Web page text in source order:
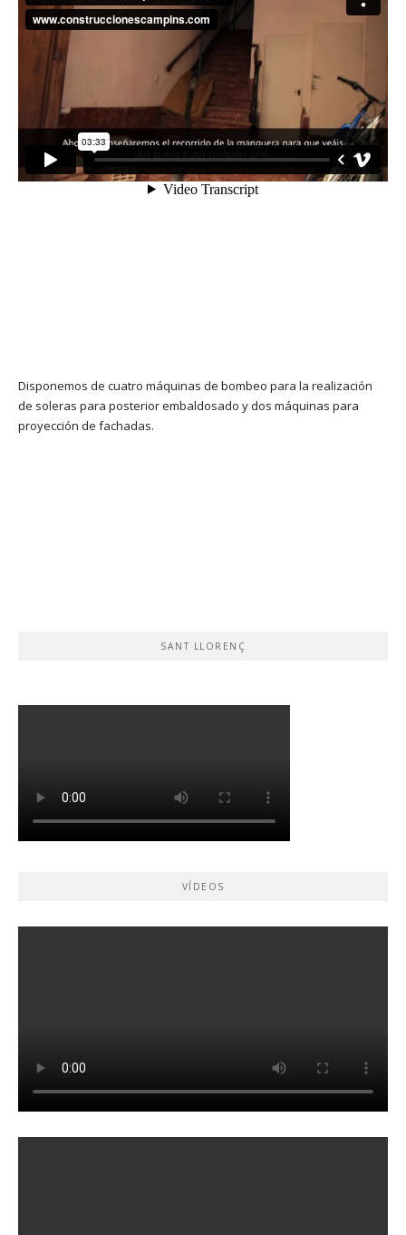
Disponemos de cuatro máquinas de bombeo para la realización
de soleras para posterior embaldosado y dos máquinas para
proyección de fachadas.
SANT LLORENÇ
VÍDEOS